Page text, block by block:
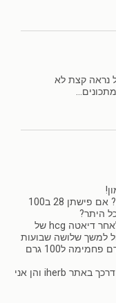
נראה קצת לא
רציתי להבין מה ז״א פחמימות נטו? אם פישתן 28 ב100
אני מתחילה עכשיו שלב השמירה לאחר דיאטה hcg של
למשך שלושה שבועות
שום קמח/ דגן שמכיל יותר מ 10 גרם פחמימה ל100 גרם
חוץ מהאטריות קלפ שכבר הזמנתי דרכך באתר iherb והן אני